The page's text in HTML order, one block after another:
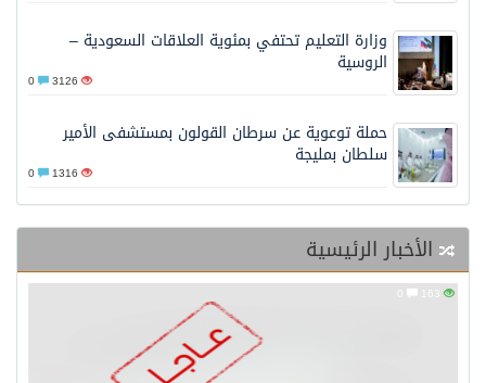
وزارة التعليم تحتفي بمئوية العلاقات السعودية –
الروسية
3126
حملة توعوية عن سرطان القولون بمستشفى الأمير
سلطان بمليجة
1316
الأخبار الرئيسية